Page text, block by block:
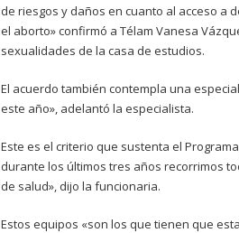
de riesgos y daños en cuanto al acceso a
el aborto» confirmó a Télam Vanesa
sexualidades de la casa de estudios.
El acuerdo también contempla una
este año», adelantó la especialista.
Este es el criterio que sustenta el
durante los últimos tres años recorrimos
de salud», dijo la funcionaria.
Estos equipos «son los que tienen que